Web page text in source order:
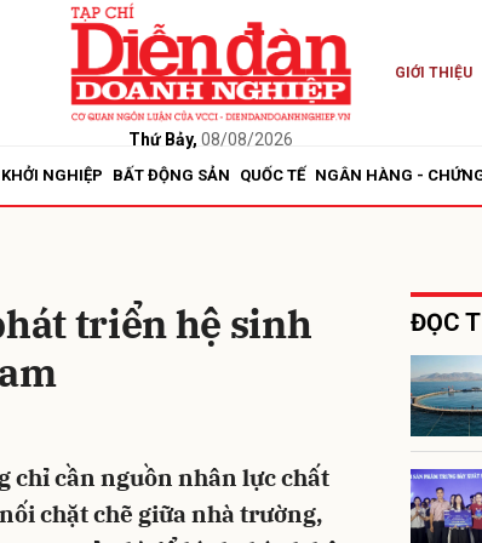
Thứ Bảy, 08/08/2026
GIỚI THIỆU
KHỞI NGHIỆP BẤT ĐỘNG SẢN QUỐC TẾ NGÂN HÀNG -
triển hệ sinh
chỉ cần nguồn nhân lực chất
chặt chẽ giữa nhà trường,
ĐỌC